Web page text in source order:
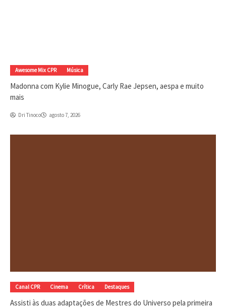
Awesome Mix CPR Música
Madonna com Kylie Minogue, Carly Rae Jepsen, aespa e muito
mais
Dri Tinoco agosto 7, 2026
Canal CPR Cinema Crítica Destaques
Assisti às duas adaptações de Mestres do Universo pela primeira